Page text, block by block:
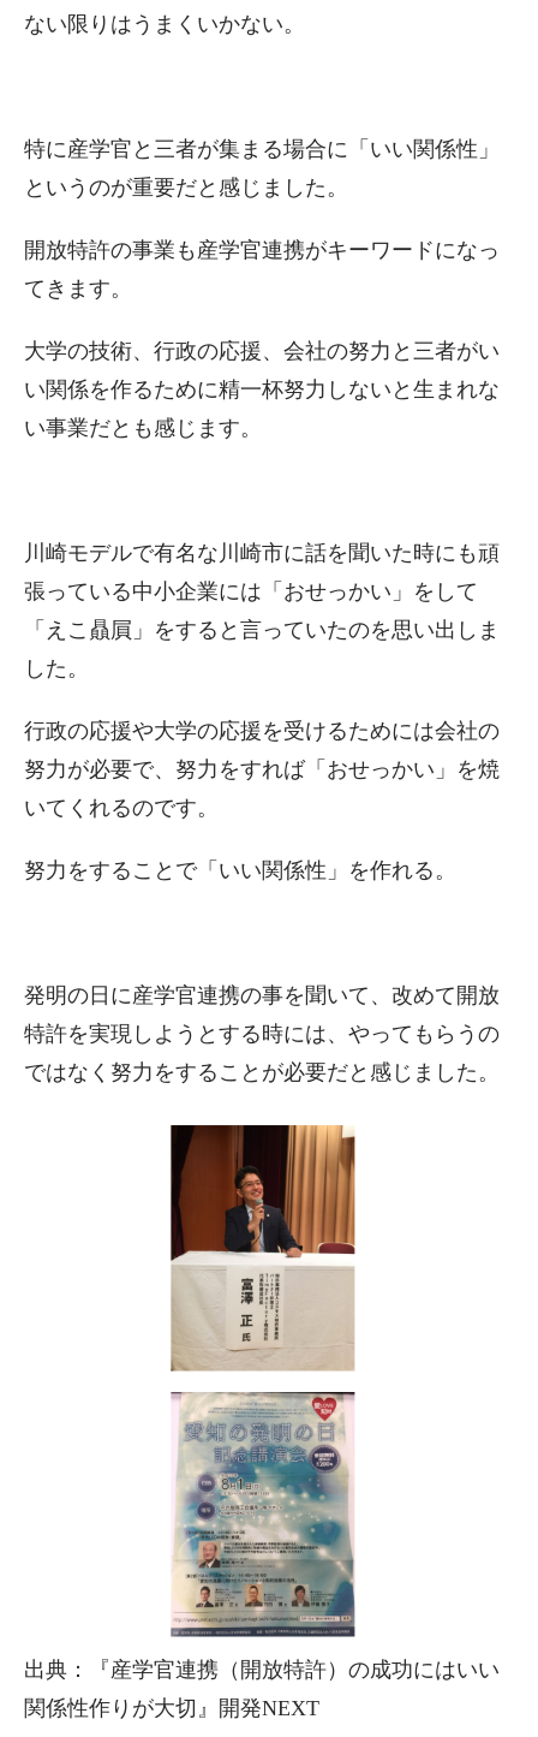
ない限りはうまくいかない。
特に産学官と三者が集まる場合に「いい関係性」
というのが重要だと感じました。
開放特許の事業も産学官連携がキーワードになっ
てきます。
大学の技術、行政の応援、会社の努力と三者がい
い関係を作るために精一杯努力しないと生まれな
い事業だとも感じます。
川崎モデルで有名な川崎市に話を聞いた時にも頑
張っている中小企業には「おせっかい」をして
「えこ贔屓」をすると言っていたのを思い出しま
した。
行政の応援や大学の応援を受けるためには会社の
努力が必要で、努力をすれば「おせっかい」を焼
いてくれるのです。
努力をすることで「いい関係性」を作れる。
発明の日に産学官連携の事を聞いて、改めて開放
特許を実現しようとする時には、やってもらうの
ではなく努力をすることが必要だと感じました。
出典：『産学官連携（開放特許）の成功にはいい
関係性作りが大切』開発NEXT